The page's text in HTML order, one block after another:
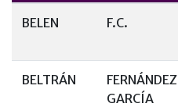
BELEN F.C.
BELTRÁN
FERNÁNDEZ
GARCÍA